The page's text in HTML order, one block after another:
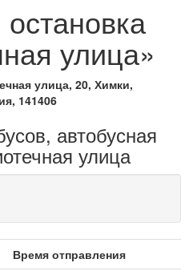
улица»
улица, 20, Химки,
141406
автобусная
улица
Время отправления